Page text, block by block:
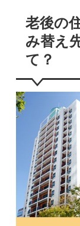
老後の
み替え
て？